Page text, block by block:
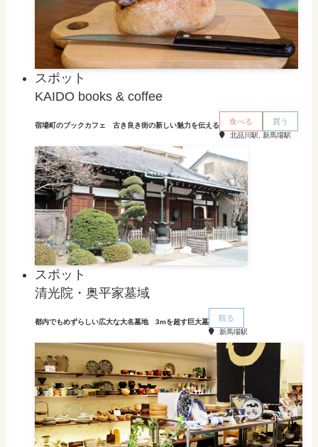
スポット
KAIDO books & coffee
宿場町のブックカフェ 古き良き街の新しい魅力を伝える 食べる 買う
北品川駅, 新馬場駅
スポット
清光院・奥平家墓域
都内でもめずらしい広大な大名墓地 3mを超す巨大墓 観る
新馬場駅